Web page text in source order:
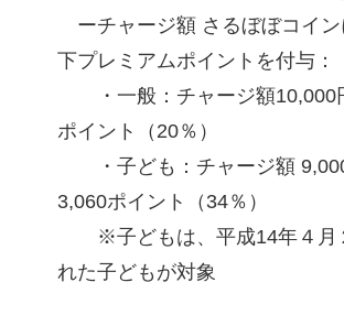
ーチャージ額 さるぼぼコイン
下プレミアムポイントを付与：
・一般：チャージ額10,000
ポイント（20％）
・子ども：チャージ額
3,060ポイント（34％）
※子どもは、平成14年４月
れた子どもが対象